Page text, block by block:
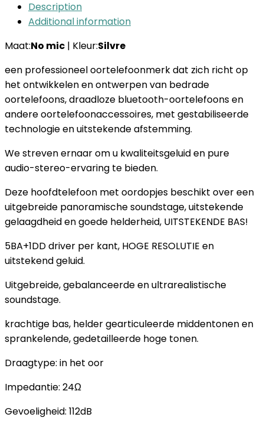
Description
Additional information
Maat:No mic | Kleur:Silvre
een professioneel oortelefoonmerk dat zich richt op
het ontwikkelen en ontwerpen van bedrade
oortelefoons, draadloze bluetooth-oortelefoons en
andere oortelefoonaccessoires, met gestabiliseerde
technologie en uitstekende afstemming.
We streven ernaar om u kwaliteitsgeluid en pure
audio-stereo-ervaring te bieden.
Deze hoofdtelefoon met oordopjes beschikt over een
uitgebreide panoramische soundstage, uitstekende
gelaagdheid en goede helderheid, UITSTEKENDE BAS!
5BA+1DD driver per kant, HOGE RESOLUTIE en
uitstekend geluid.
Uitgebreide, gebalanceerde en ultrarealistische
soundstage.
krachtige bas, helder gearticuleerde middentonen en
sprankelende, gedetailleerde hoge tonen.
Draagtype: in het oor
Impedantie: 24Ω
Gevoeligheid: 112dB